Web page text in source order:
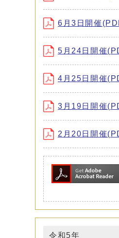
6月3日開催
5月24日開催
4月25日開催
3月19日開催
2月20日開催
令和5年